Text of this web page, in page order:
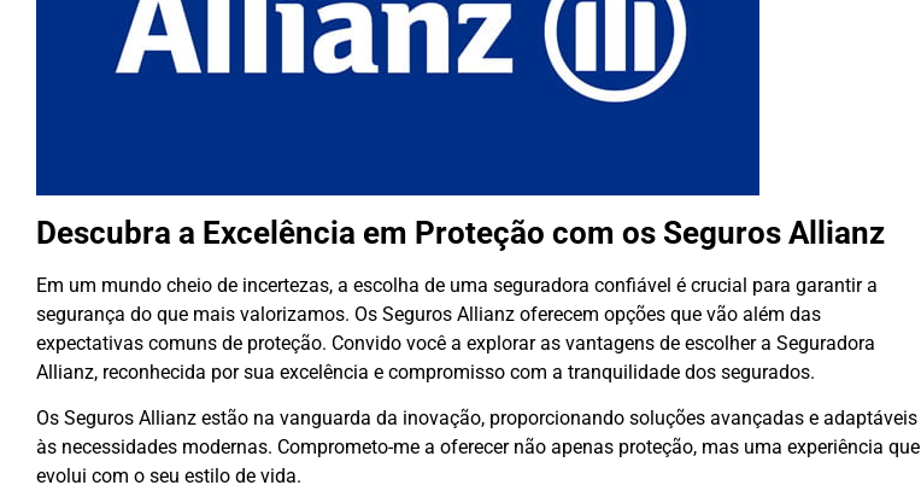
Descubra a Excelência em Proteção com os Seguros Allianz
Em um mundo cheio de incertezas, a escolha de uma seguradora confiável é crucial para garantir a
segurança do que mais valorizamos. Os Seguros Allianz oferecem opções que vão além das
expectativas comuns de proteção. Convido você a explorar as vantagens de escolher a Seguradora
Allianz, reconhecida por sua excelência e compromisso com a tranquilidade dos segurados.
Os Seguros Allianz estão na vanguarda da inovação, proporcionando soluções avançadas e adaptáveis
às necessidades modernas. Comprometo-me a oferecer não apenas proteção, mas uma experiência que
evolui com o seu estilo de vida.